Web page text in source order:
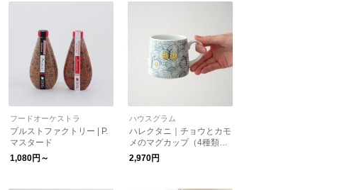
フードオーケストラ
プルストファクトリー | P.
マスタード
1,080円～
ハウスグラム
ハレクタニ｜チョウとカモ
メのマグカップ（4種類）
【新生活】【父の日】【プ
レゼント】
2,970円